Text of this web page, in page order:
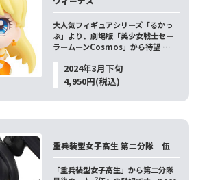
大人気フィギュアシリーズ「るかっ
ぷ」より、劇場版「美少女戦士セー
ラームーンCosmos」から待望 …
2024年3月下旬
4,950円(税込)
重兵装型女子高生 第二分隊 伍
「重兵装型女子高生」から第二分隊